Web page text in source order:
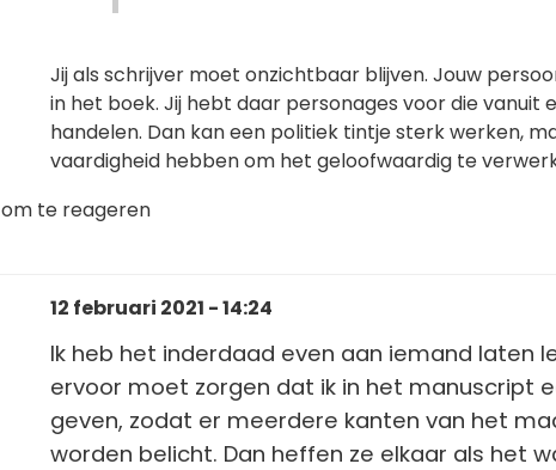
Jij als schrijver moet onzichtbaar blijven. Jouw
in het boek. Jij hebt daar personages voor die vanuit
handelen. Dan kan een politiek tintje sterk werken,
vaardigheid hebben om het geloofwaardig te
om te reageren
12 februari 2021 - 14:24
Ik heb het inderdaad even aan iemand laten
ervoor moet zorgen dat ik in het manuscript
geven, zodat er meerdere kanten van het
worden belicht. Dan heffen ze elkaar als het